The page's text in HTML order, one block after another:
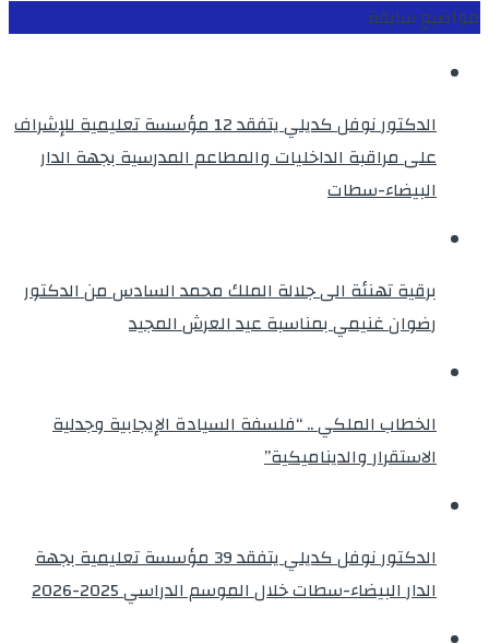
مواضيع سابقة
الدكتور نوفل كديلي يتفقد 12 مؤسسة تعليمية للإشراف
على مراقبة الداخليات والمطاعم المدرسية بجهة الدار
البيضاء-سطات
برقية تهنئة الى جلالة الملك محمد السادس من الدكتور
رضوان غنيمي بمناسبة عيد العرش المجيد
الخطاب الملكي .. “فلسفة السيادة الإيجابية وجدلية
الاستقرار والديناميكية”
الدكتور نوفل كديلي يتفقد 39 مؤسسة تعليمية بجهة
الدار البيضاء-سطات خلال الموسم الدراسي 2025-2026